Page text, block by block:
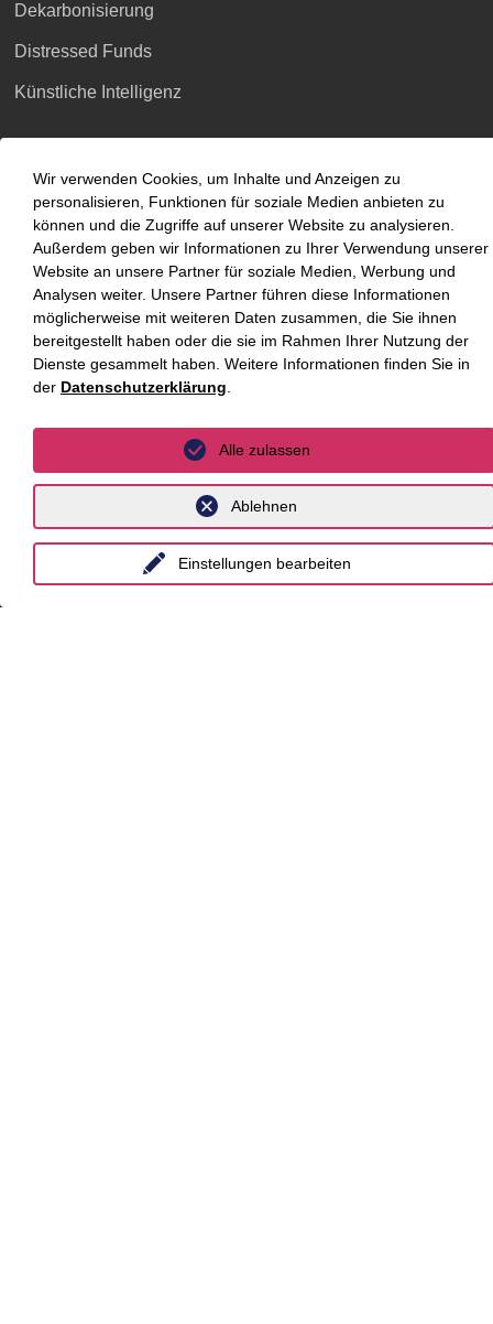
Dekarbonisierung
Distressed Funds
Künstliche Intelligenz
Berlin
Düsseldorf
Frankfurt a.M.
Hamburg
Leipzig
München
Wir verwenden Cookies, um Inhalte und Anzeigen zu
personalisieren, Funktionen für soziale Medien anbieten zu
können und die Zugriffe auf unserer Website zu analysieren.
Außerdem geben wir Informationen zu Ihrer Verwendung unserer
Website an unsere Partner für soziale Medien, Werbung und
Analysen weiter. Unsere Partner führen diese Informationen
möglicherweise mit weiteren Daten zusammen, die Sie ihnen
bereitgestellt haben oder die sie im Rahmen Ihrer Nutzung der
Dienste gesammelt haben. Weitere Informationen finden Sie in
der Datenschutzerklärung
Einstellungen bearbeiten
Ablehnen
Alle zulassen